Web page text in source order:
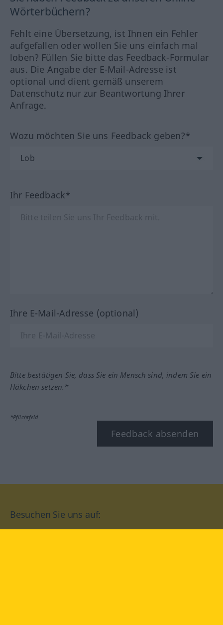
Wörterbüchern?
Fehlt eine Übersetzung, ist Ihnen ein Fehler
aufgefallen oder wollen Sie uns einfach mal
loben? Füllen Sie bitte das Feedback-Formular
aus. Die Angabe der E-Mail-Adresse ist
optional und dient gemäß unserem
Datenschutz nur zur Beantwortung Ihrer
Anfrage.
Wozu möchten Sie uns Feedback geben?*
Ihr Feedback*
Ihre E-Mail-Adresse (optional)
Bitte bestätigen Sie, dass Sie ein Mensch sind, indem Sie ein
Häkchen setzen.*
*Pflichtfeld
Feedback absenden
Besuchen Sie uns auf: